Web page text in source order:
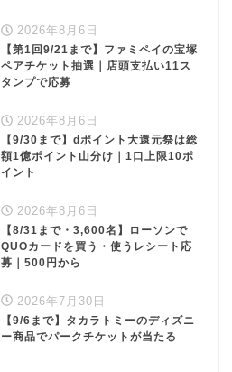
2026年8月6日
【第1回9/21まで】ファミペイの宝塚
ペアチケット抽選｜店頭支払い11ス
タンプで応募
2026年8月6日
【9/30まで】dポイント大還元祭は総
額1億ポイント山分け｜1口上限10ポ
イント
2026年8月6日
【8/31まで・3,600名】ローソンで
QUOカードを買う・使うレシート応
募｜500円から
2026年7月30日
【9/6まで】タカラトミーのディズニ
ー商品でパークチケットが当たる